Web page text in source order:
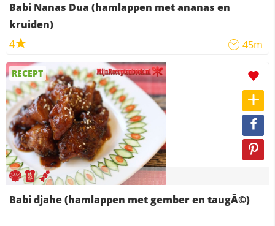
Babi Nanas Dua (hamlappen met ananas en
kruiden)
4
45m
RECEPT
Babi djahe (hamlappen met gember en taugÃ©)